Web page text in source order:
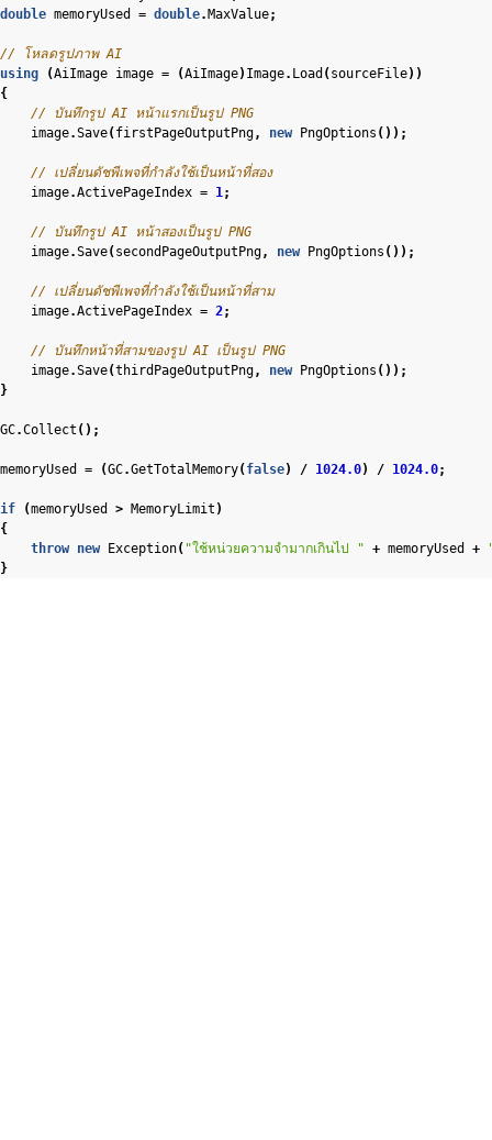
double memoryUsed = double. MaxValue;
// โหลดรูปภาพ AI
using
(AiImage image = (AiImage) Image. Load ( sourceFile))
{
// บันทึกรูป AI หน้าแรกเป็นรูป PNG
image.Save( firstPageOutputPng, new PngOptions ());
// เปลี่ยนดัชพีเพจที่กำลังใช้เป็นหน้าที่สอง
image.ActivePageIndex = 1;
// บันทึกรูป AI หน้าสองเป็นรูป PNG
image.Save( secondPageOutputPng, new PngOptions ());
// เปลี่ยนดัชพีเพจที่กำลังใช้เป็นหน้าที่สาม
image.ActivePageIndex = 2;
// บันทึกหน้าที่สามของรูป AI เป็นรูป PNG
image.Save(thirdPageOutputPng, new PngOptions ());
}
GC.Collect ();
memoryUsed = (GC.GetTotalMemory( false) / 1024.0) / 1024.0;
if (memoryUsed > MemoryLimit )
{
throw new Exception( "ใช้หน่วยความจำมากเกินไป " + memoryUsed +
}